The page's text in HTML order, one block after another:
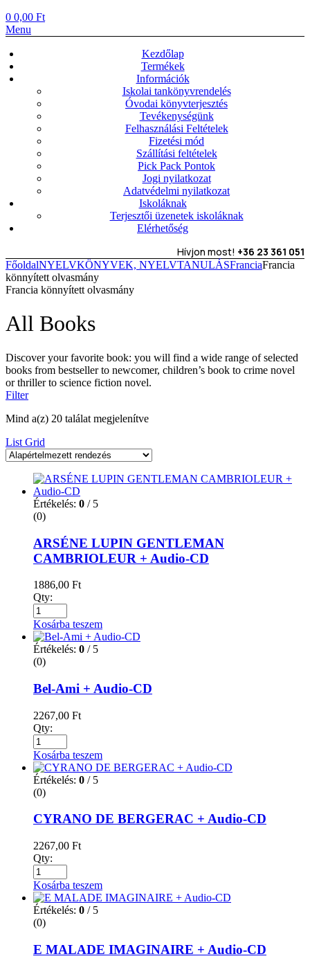
0 0,00 Ft
Menu
Kezdőlap
Termékek
Információk
Iskolai tankönyvrendelés
Óvodai könyvterjesztés
Tevékenységünk
Felhasználási Feltételek
Fizetési mód
Szállítási feltételek
Pick Pack Pontok
Jogi nyilatkozat
Adatvédelmi nyilatkozat
Iskoláknak
Terjesztői üzenetek iskoláknak
Elérhetőség
Hívjon most! +36 23 361 051
FőoldalNYELVKÖNYVEK, NYELVTANULÁSFranciaFrancia
könnyített olvasmány
Francia könnyített olvasmány
All Books
Discover your favorite book: you will find a wide range of selected
books from bestseller to newcomer, children’s book to crime novel
or thriller to science fiction novel.
Filter
Mind a(z) 20 találat megjelenítve
List Grid
Értékelés: 0 / 5
(0)
ARSÉNE LUPIN GENTLEMAN
CAMBRIOLEUR + Audio-CD
1886,00 Ft
Qty:
Kosárba teszem
Értékelés: 0 / 5
(0)
Bel-Ami + Audio-CD
2267,00 Ft
Qty:
Kosárba teszem
Értékelés: 0 / 5
(0)
CYRANO DE BERGERAC + Audio-CD
2267,00 Ft
Qty:
Kosárba teszem
Értékelés: 0 / 5
(0)
E MALADE IMAGINAIRE + Audio-CD